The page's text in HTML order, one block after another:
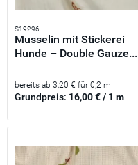
S19296
Musselin mit Stickerei
Hunde – Double Gauze...
bereits ab 3,20 € für 0,2 m
Grundpreis: 16,00 € / 1 m